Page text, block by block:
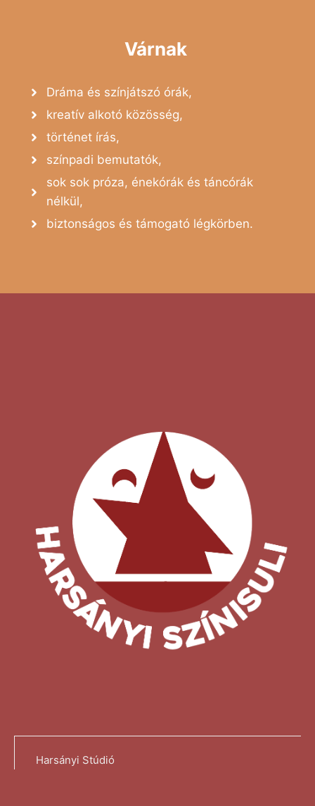
Várnak
Dráma és színjátszó órák,
kreatív alkotó közösség,
történet írás,
színpadi bemutatók,
sok sok próza, énekórák és táncórák
nélkül,
biztonságos és támogató légkörben.
Harsányi Stúdió